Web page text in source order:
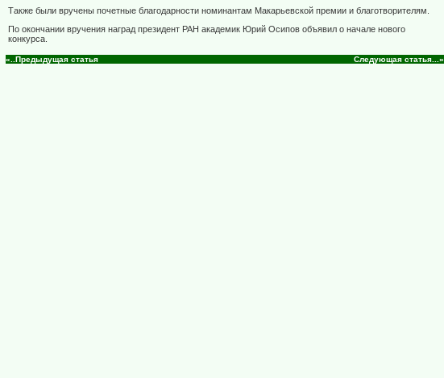
Также были вручены почетные благодарности номинантам Макарьевской премии и благотворителям.
По окончании вручения наград президент РАН академик Юрий Осипов объявил о начале нового
конкурса.
«..Предыдущая статья Следующая статья...»